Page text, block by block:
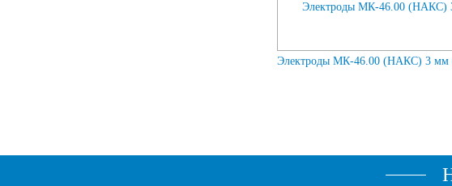
Электроды МК-46.00 (НАКС) 3 мм